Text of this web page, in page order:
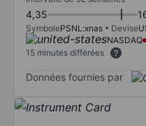
4,35
SymbolePSNL:xnas Devise
NASDAQ
15 minutes différées
Données fournies par